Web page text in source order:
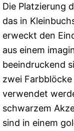
Die Platzierung
das in
erweckt den
aus einem
beeindruckend
zwei
verwendet
schwarzem
sind in einem